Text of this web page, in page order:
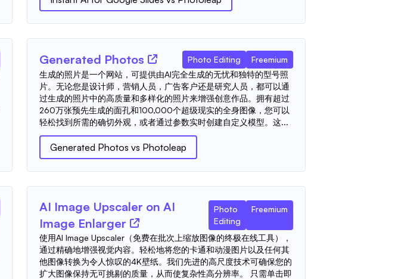
Generated Photos Photo Editing
Freemium
生成的照片是一个网站，可提供由AI完全生成的无忧和独特的型号照
片。无论您是设计师，营销人员，广告客户还是研究人员，都可以通
过生成的照片中的高质量和多样化的照片来增强创意作品。拥有超过
260万张预先生成的面孔和100,000个超级现实的全身图像，您可以
轻松找到所需的确切外观，或者通过参数实时创建自定义模型。这...
Generated Photos vs Photoleap
AI Image Upscaler on AI
Image Enlarger
Photo
Editing
Freemium
使用AI Image Upscaler（免费在批次上缩放图像的终极在线工具），
通过精确地增强视觉内容。轻松地将您的卡通和动漫图片以及任何其
他图像转换为令人惊叹的4K壁纸。我们先进的高尺度技术可确保您的
扩大图像保持无可挑剔的质量，从而使复杂性高分辨率。 只需单击即